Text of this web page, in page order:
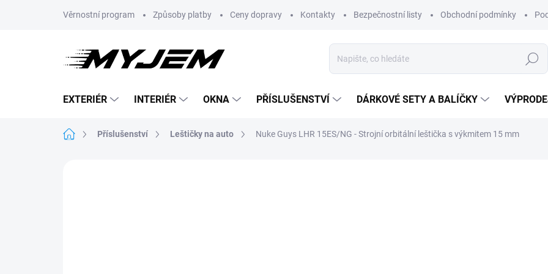
Věrnostní program Způsoby platby Ceny dopravy Kontakty Bezpečnostní listy Obchodní podmínky
Hledat
EXTERIÉR INTERIÉR OKNA PŘÍSLUŠENSTVÍ DÁRKOVÉ SETY A BALÍČKY
Domů Příslušenství Leštičky na auto Nuke Guys LHR 15ES/NG - Strojní orbitální leštička s výkmitem 15 mm